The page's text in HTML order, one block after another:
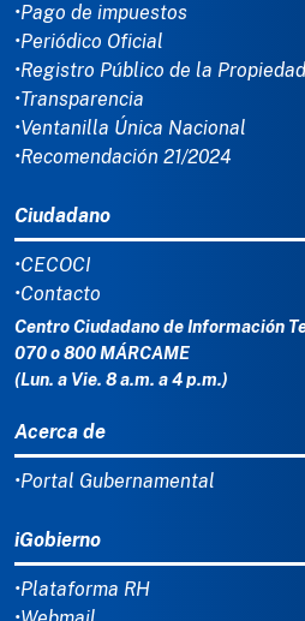
•Pago de impuestos
•Periódico Oficial
•Registro Público de la Propiedad
•Transparencia
•Ventanilla Única Nacional
•Recomendación 21/2024
Ciudadano
•CECOCI
•Contacto
Centro Ciudadano de Información
070 o 800 MÁRCAME
(Lun. a Vie. 8 a.m. a 4 p.m.)
Acerca de
•Portal Gubernamental
iGobierno
•Plataforma RH